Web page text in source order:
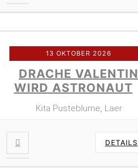
13 OKTOBER 2026
DRACHE VALENTIN
WIRD ASTRONAUT
Kita Pusteblume, Laer
DETAILS